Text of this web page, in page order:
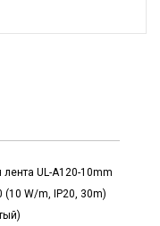
UL-A120-10mm
(10 W/m, IP20, 30m)